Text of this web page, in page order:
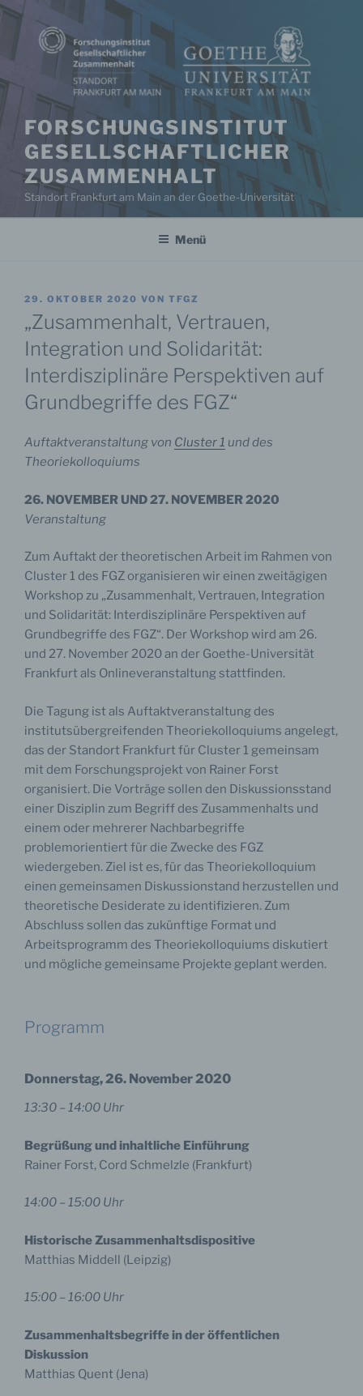
Zum
Inhalt
springen
FORSCHUNGSINSTITUT
GESELLSCHAFTLICHER
ZUSAMMENHALT
Standort Frankfurt am Main an der Goethe-Universität
Menü
VERÖFFENTLICHT
AM
29. OKTOBER 2020 VON TFGZ
„Zusammenhalt, Vertrauen,
Integration und Solidarität:
Interdisziplinäre Perspektiven auf
Grundbegriffe des FGZ“
Auftaktveranstaltung von Cluster 1 und des
Theoriekolloquiums
26. NOVEMBER UND 27. NOVEMBER 2020
Veranstaltung
Zum Auftakt der theoretischen Arbeit im Rahmen von
Cluster 1 des FGZ organisieren wir einen zweitägigen
Workshop zu „Zusammenhalt, Vertrauen, Integration
und Solidarität: Interdisziplinäre Perspektiven auf
Grundbegriffe des FGZ“. Der Workshop wird am 26.
und 27. November 2020 an der Goethe-Universität
Frankfurt als Onlineveranstaltung stattfinden.
Die Tagung ist als Auftaktveranstaltung des
institutsübergreifenden Theoriekolloquiums angelegt,
das der Standort Frankfurt für Cluster 1 gemeinsam
mit dem Forschungsprojekt von Rainer Forst
organisiert. Die Vorträge sollen den Diskussionsstand
einer Disziplin zum Begriff des Zusammenhalts und
einem oder mehrerer Nachbarbegriffe
problemorientiert für die Zwecke des FGZ
wiedergeben. Ziel ist es, für das Theoriekolloquium
einen gemeinsamen Diskussionstand herzustellen und
theoretische Desiderate zu identifizieren. Zum
Abschluss sollen das zukünftige Format und
Arbeitsprogramm des Theoriekolloquiums diskutiert
und mögliche gemeinsame Projekte geplant werden.
Programm
Donnerstag, 26. November 2020
13:30 – 14:00 Uhr
Begrüßung und inhaltliche Einführung
Rainer Forst, Cord Schmelzle (Frankfurt)
14:00 – 15:00 Uhr
Historische Zusammenhaltsdispositive
Matthias Middell (Leipzig)
15:00 – 16:00 Uhr
Zusammenhaltsbegriffe in der öffentlichen
Diskussion
Matthias Quent (Jena)